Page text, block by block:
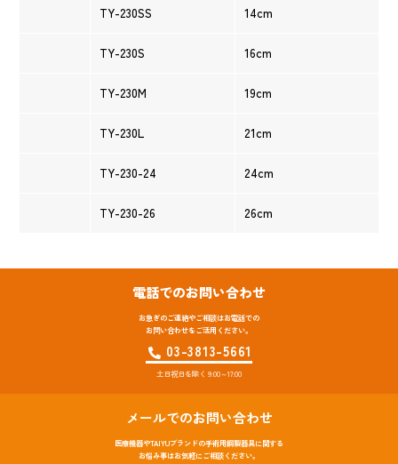
TY-230SS 14cm
TY-230S 16cm
TY-230M 19cm
TY-230L 21cm
TY-230-24 24cm
TY-230-26 26cm
電話でのお問い合わせ
お急ぎのご連絡やご相談はお電話での
お問い合わせをご活用ください。
03-3813-5661
土日祝日を除く 9:00～17:00
メールでのお問い合わせ
医療機器やTAIYUブランドの手術用鋼製器具に関する
お悩み事はお気軽にご相談ください。